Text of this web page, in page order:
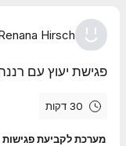
Hirsch
פגישת יעוץ עם
30 דקות
מערכת לקביעת